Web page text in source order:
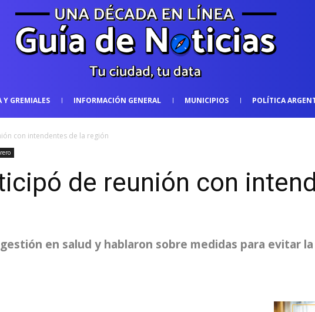
Y GREMIALES INFORMACIÓN GENERAL MUNICIPIOS POLÍTICA
con intendentes de la región
de reunión con
en salud y hablaron sobre medidas para evitar